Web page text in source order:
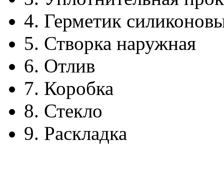
4. Герметик
5. Створка наружная
6. Отлив
7. Коробка
8. Стекло
9. Раскладка